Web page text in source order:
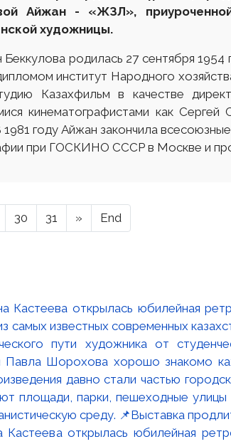
Айжан - «ЖЗЛ»,
художницы.
родилась 27 сентября 1954
институт Народного
Казахфильм в качестве
кинематографистами как Сергей
году Айжан закончила
при ГОСКИНО СССР в Москве и
30 31 » End
открылась юбилейная